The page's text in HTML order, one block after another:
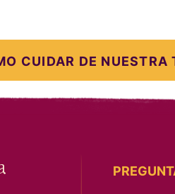
CUIDAR DE NUESTRA